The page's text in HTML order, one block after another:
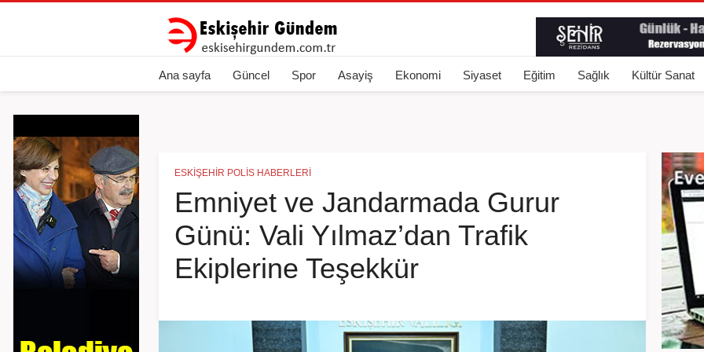
Ana sayfa Güncel Spor Asayiş Ekonomi Siyaset Eğitim Sağlık Kültür Sanat
ESKIŞEHIR POLIS HABERLERI
Emniyet ve Jandarmada Gurur
Günü: Vali Yılmaz’dan Trafik
Ekiplerine Teşekkür